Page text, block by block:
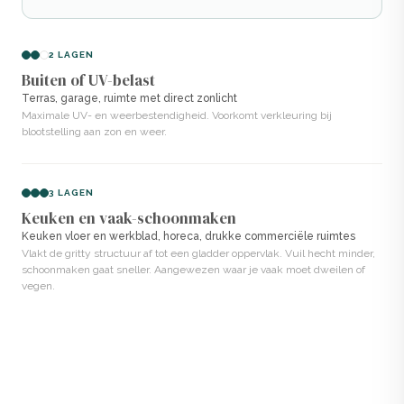
polyurethaan. Het mist de natuurlijke uitstraling en
Voordelen van Lavasteen
gietvloeren Aquamarine
Waterdicht dankzij epoxy
Frisse, natuurlijke blauwgroene kleur voor moderne
interieurs
2 LAGEN
Buiten of UV-belast
Terras, garage, ruimte met direct zonlicht
Maximale UV- en weerbestendigheid. Voorkomt verkleuring bij
blootstelling aan zon en weer.
3 LAGEN
Keuken en vaak-schoonmaken
Keuken vloer en werkblad, horeca, drukke commerciële ruimtes
Vlakt de gritty structuur af tot een gladder oppervlak. Vuil hecht minder,
schoonmaken gaat sneller. Aangewezen waar je vaak moet dweilen of
vegen.